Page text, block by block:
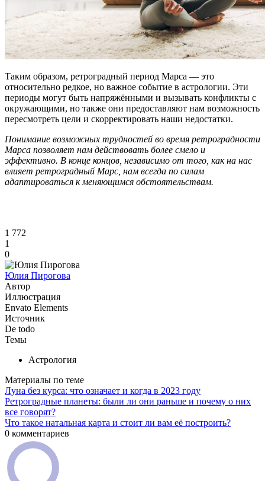
Таким образом, ретроградный период Марса — это
относительно редкое, но важное событие в астрологии. Эти
периоды могут быть напряжёнными и вызывать конфликты с
окружающими, но также они предоставляют нам возможность
пересмотреть цели и скорректировать наши недостатки.
Понимание возможных трудностей во время ретроградности
Марса позволяет нам действовать более смело и
эффективно. В конце концов, независимо от того, как на нас
влияет ретроградный Марс, нам всегда по силам
адаптироваться к меняющимся обстоятельствам.
1 772
1
0
Юлия Пирогова
Автор
Иллюстрация
Envato Elements
Источник
De todo
Темы
Астрология
Материалы по теме
Луна без курса: что означает и когда в 2023 году
Ретроградные планеты: были ли они раньше и почему о них
все говорят?
Что такое натальная карта и стоит ли вам её построить?
0 комментариев